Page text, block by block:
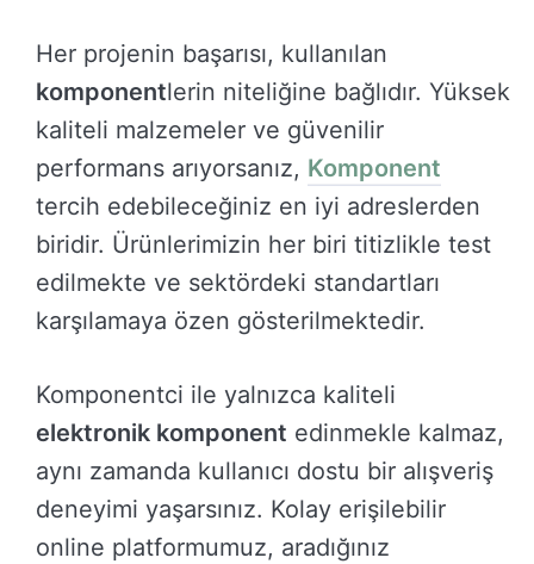
Her projenin başarısı, kullanılan
komponentlerin niteliğine bağlıdır. Yüksek
kaliteli malzemeler ve güvenilir
performans arıyorsanız, Komponent
tercih edebileceğiniz en iyi adreslerden
biridir. Ürünlerimizin her biri titizlikle test
edilmekte ve sektördeki standartları
karşılamaya özen gösterilmektedir.
Komponentci ile yalnızca kaliteli
elektronik komponent edinmekle kalmaz,
aynı zamanda kullanıcı dostu bir alışveriş
deneyimi yaşarsınız. Kolay erişilebilir
online platformumuz, aradığınız